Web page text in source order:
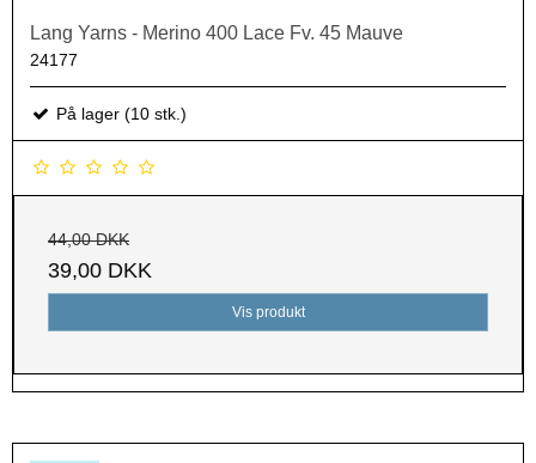
Lang Yarns - Merino 400 Lace Fv. 45 Mauve
24177
På lager (10 stk.)
44,00 DKK
39,00 DKK
Vis produkt